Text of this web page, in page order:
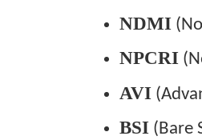
NDMI
NPCRI
AVI
BSI (Bare